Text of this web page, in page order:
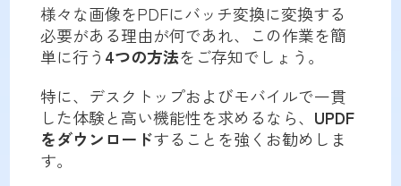
様々な画像をPDFにバッチ変換に変換する
必要がある理由が何であれ、この作業を簡
単に行う 4つの方法をご存知でしょう。
特に、デスクトップおよびモバイルで一貫
した体験と高い機能性を求めるなら、 UPDF
をダウンロードすることを強くお勧めしま
す。